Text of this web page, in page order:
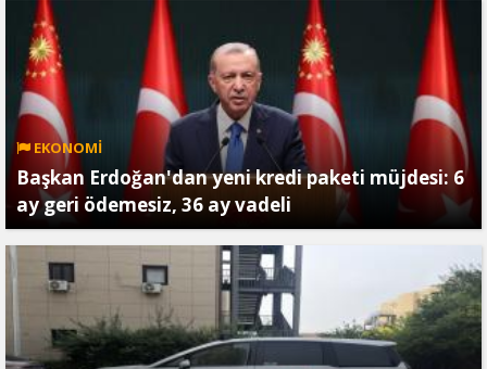
EKONOMİ
Başkan Erdoğan'dan yeni kredi paketi müjdesi: 6
ay geri ödemesiz, 36 ay vadeli